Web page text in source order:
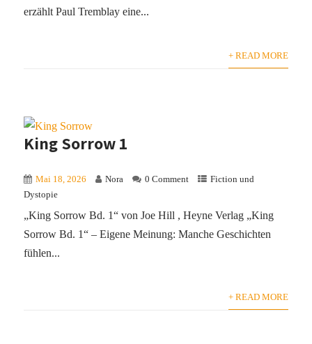
erzählt Paul Tremblay eine...
+ READ MORE
King Sorrow 1
Mai 18, 2026 Nora 0 Comment
Fiction und
Dystopie
„King Sorrow Bd. 1“ von Joe Hill , Heyne Verlag „King
Sorrow Bd. 1“ – Eigene Meinung: Manche Geschichten
fühlen...
+ READ MORE